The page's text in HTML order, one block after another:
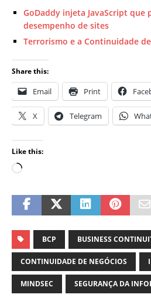
GoDaddy injeta JavaScript que
desempenho de sites
Terrorismo e a Continuidade
Share this:
Email Print
X Telegram
Like this:
BCP BUSINESS
CONTINUIDADE DE NEGÓCIOS
MINDSEC SEGURANÇA DA